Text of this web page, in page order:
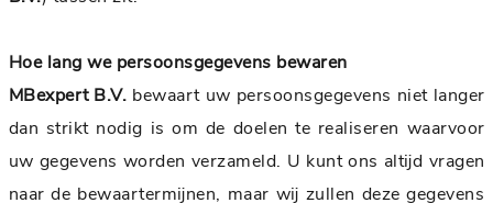
Hoe lang we persoonsgegevens bewaren
MBexpert B.V. bewaart uw persoonsgegevens niet langer
dan strikt nodig is om de doelen te realiseren waarvoor
uw gegevens worden verzameld. U kunt ons altijd vragen
naar de bewaartermijnen, maar wij zullen deze gegevens